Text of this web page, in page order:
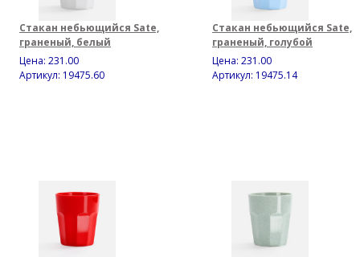
Стакан небьющийся Sate,
граненый, белый
Цена: 231.00
Артикул: 19475.60
Стакан небьющийся Sate,
граненый, голубой
Цена: 231.00
Артикул: 19475.14